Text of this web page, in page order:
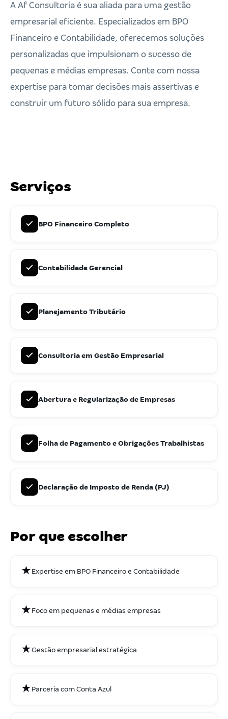
A Af Consultoria é sua aliada para uma gestão
empresarial eficiente. Especializados em BPO
Financeiro e Contabilidade, oferecemos soluções
personalizadas que impulsionam o sucesso de
pequenas e médias empresas. Conte com nossa
expertise para tomar decisões mais assertivas e
construir um futuro sólido para sua empresa.
Serviços
BPO Financeiro Completo
Contabilidade Gerencial
Planejamento Tributário
Consultoria em Gestão Empresarial
Abertura e Regularização de Empresas
Folha de Pagamento e Obrigações Trabalhistas
Declaração de Imposto de Renda (PJ)
Por que escolher
★Expertise em BPO Financeiro e Contabilidade
★Foco em pequenas e médias empresas
★Gestão empresarial estratégica
★Parceria com Conta Azul